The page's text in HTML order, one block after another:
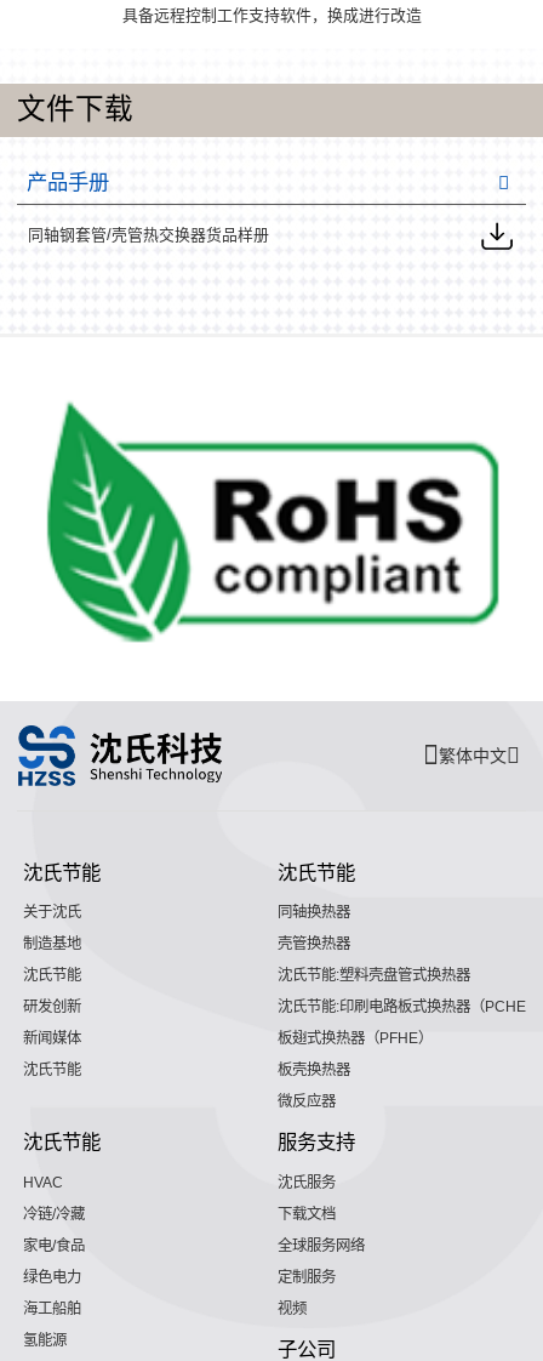
具备远程控制工作支持软件，换成进行改造
文件下载
产品手册
同轴钢套管/壳管热交换器货品样册
繁体中文
沈氏节能
关于沈氏
制造基地
沈氏节能
研发创新
新闻媒体
沈氏节能
沈氏节能
同轴换热器
壳管换热器
沈氏节能:塑料壳盘管式换热器
沈氏节能:印刷电路板式换热器（PCHE）
板翅式换热器（PFHE）
板壳换热器
微反应器
沈氏节能
HVAC
冷链/冷藏
家电/食品
绿色电力
海工船舶
氢能源
服务支持
沈氏服务
下载文档
全球服务网络
定制服务
视频
子公司